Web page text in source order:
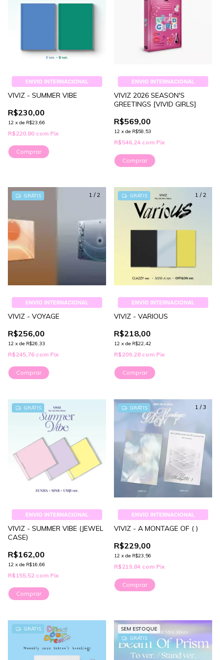
ENVIO INTERNACIONAL
VIVIZ - SUMMER VIBE
R$230,00
12 x de R$23,66
R$220,80 com Pix
Comprar
ENVIO INTERNACIONAL
VIVIZ 2026 SEASON'S
GREETINGS [VIVID GIRLS]
R$569,00
12 x de R$58,53
R$546,24 com Pix
1 / 2
GRÁTIS
ENVIO INTERNACIONAL
VIVIZ - VOYAGE
R$256,00
12 x de R$26,33
R$245,76 com Pix
Comprar
1 / 2
GRÁTIS
ENVIO INTERNACIONAL
VIVIZ - VARIOUS
R$218,00
12 x de R$22,42
R$209,28 com Pix
Comprar
GRÁTIS
ENVIO INTERNACIONAL
VIVIZ - SUMMER VIBE (JEWEL
CASE)
R$162,00
12 x de R$16,66
R$155,52 com Pix
Comprar
1 /3
GRÁTIS
ENVIO INTERNACIONAL
VIVIZ - A MONTAGE OF ( )
R$229,00
12 x de R$23,56
R$219,84 com Pix
Comprar
GRÁTIS
SEM ESTOQUE
GRÁTIS